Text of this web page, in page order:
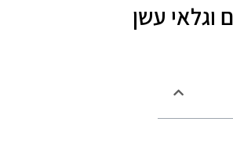
וגלאי עשן